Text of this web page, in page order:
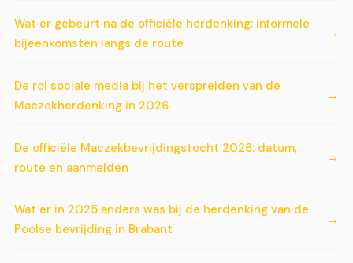
Wat er gebeurt na de officiële herdenking: informele
bijeenkomsten langs de route
De rol sociale media bij het verspreiden van de
Maczekherdenking in 2026
De officiële Maczekbevrijdingstocht 2026: datum,
route en aanmelden
Wat er in 2025 anders was bij de herdenking van de
Poolse bevrijding in Brabant